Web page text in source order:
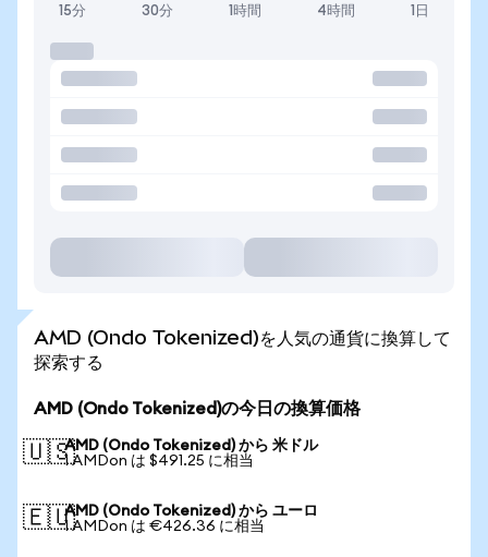
15分 30分 1時間 4時間 1日
AMD (Ondo Tokenized)を人気の通貨に換算して
探索する
AMD (Ondo Tokenized)の今日の換算価格
🇺🇸AMD (Ondo Tokenized) から 米ドル
1 AMDon は $491.25 に相当
🇪🇺AMD (Ondo Tokenized) から ユーロ
1 AMDon は €426.36 に相当